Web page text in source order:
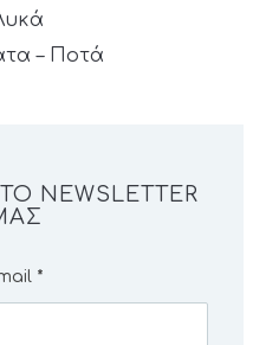
– Ποτά
NEWSLETTER
*